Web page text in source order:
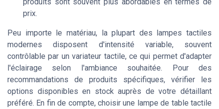
prix.
Peu importe le matériau, la plupart des lampes tactiles
modernes disposent d'intensité variable, souvent
contrôlable par un variateur tactile, ce qui permet d'adapter
l'éclairage selon l'ambiance souhaitée. Pour des
recommandations de produits spécifiques, vérifier les
options disponibles en stock auprès de votre détaillant
préféré. En fin de compte, choisir une lampe de table tactile